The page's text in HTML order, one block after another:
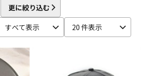
更に絞り込む
すべて表示 20 件表示